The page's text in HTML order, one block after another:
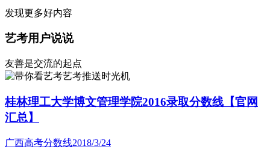
发现更多好内容
艺考用户说说
友善是交流的起点
艺考推送时光机
桂林理工大学博文管理学院2016录取分数线【官网
汇总】
广西高考分数线2018/3/24